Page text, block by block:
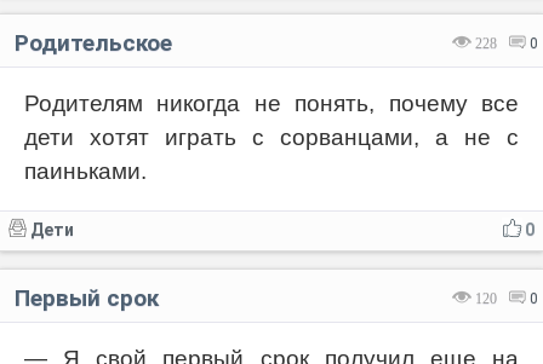
228 0
Родительское
Родителям никогда не понять, почему все
дети хотят играть с сорванцами, а не с
паиньками.
0
Дети
120 0
Первый срок
— Я свой первый срок получил еще на